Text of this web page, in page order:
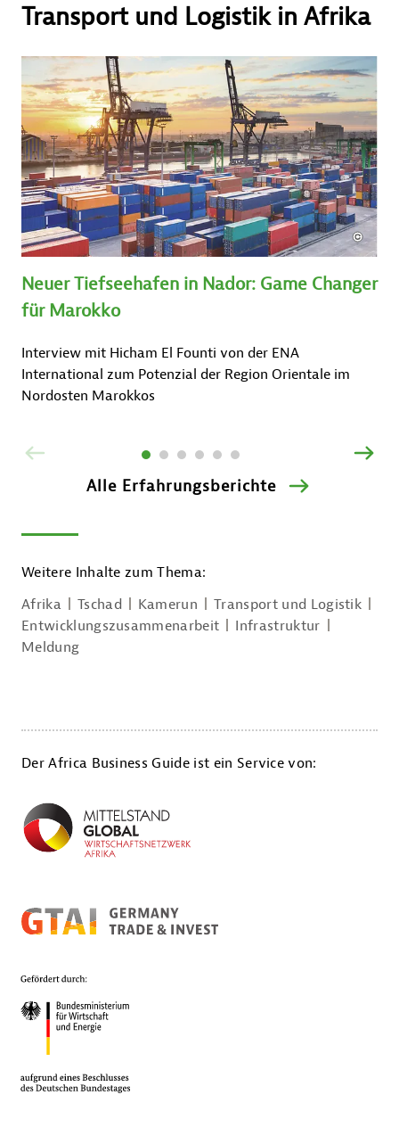
Transport und Logistik in Afrika
Neuer Tiefseehafen in Nador: Game Changer
für Marokko
Interview mit Hicham El Founti von der ENA
International zum Potenzial der Region Orientale im
Nordosten Marokkos
Alle Erfahrungsberichte
Weitere Inhalte zum Thema:
Afrika
Tschad Kamerun
Transport und Logistik
Entwicklungszusammenarbeit
Infrastruktur
Meldung
Der Africa Business Guide ist ein Service von: